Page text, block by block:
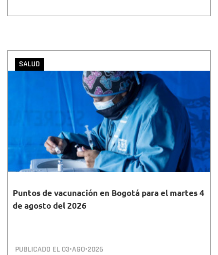
SALUD
Puntos de vacunación en Bogotá para el martes 4
de agosto del 2026
PUBLICADO EL 03•AGO•2026